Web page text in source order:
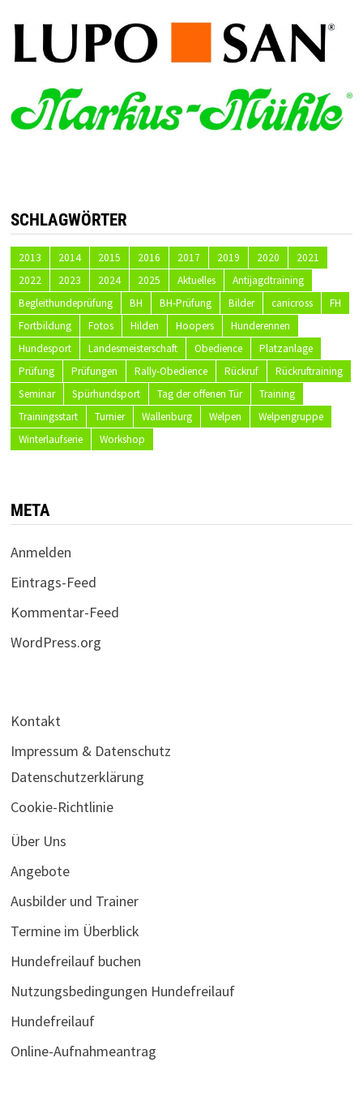
SCHLAGWÖRTER
2013 2014 2015 2016 2017 2019 2020
2021
2022
2023 2024 2025 Aktuelles
Antijagdtraining
Begleithundeprüfung
BH BH-Prüfung Bilder canicross
FH
Fortbildung
Fotos Hilden Hoopers
Hunderennen
Hundesport
Landesmeisterschaft Obedience
Platzanlage
Prüfung
Prüfungen Rally-Obedience Rückruf
Rückruftraining
Seminar
Spürhundsport Tag der offenen Tür
Training
Trainingsstart
Turnier Wallenburg Welpen
Welpengruppe
Winterlaufserie
Workshop
META
Anmelden
Eintrags-Feed
Kommentar-Feed
WordPress.org
Kontakt
Impressum & Datenschutz
Datenschutzerklärung
Cookie-Richtlinie
Über Uns
Angebote
Ausbilder und Trainer
Termine im Überblick
Hundefreilauf buchen
Nutzungsbedingungen Hundefreilauf
Hundefreilauf
Online-Aufnahmeantrag